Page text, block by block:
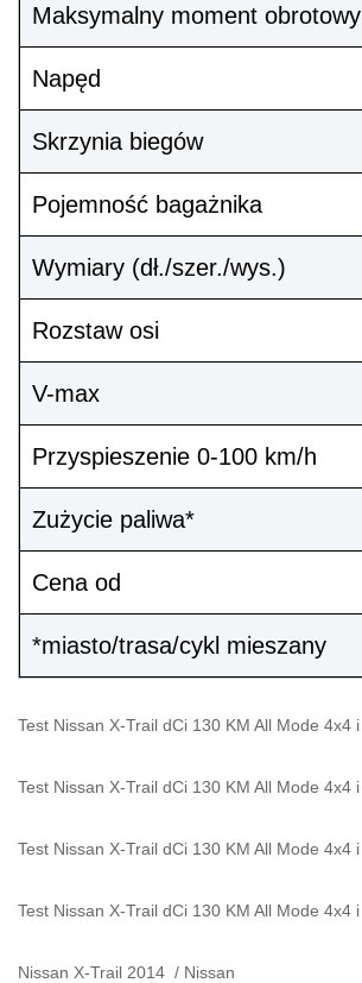
Maksymalny moment obrotowy
Napęd
Skrzynia biegów
Pojemność bagażnika
Wymiary (dł./szer./wys.)
Rozstaw osi
V-max
Przyspieszenie 0-100 km/h
Zużycie paliwa*
Cena od
*miasto/trasa/cykl mieszany
Test Nissan X-Trail dCi 130 KM All Mode 4x4 i
Test Nissan X-Trail dCi 130 KM All Mode 4x4 i
Test Nissan X-Trail dCi 130 KM All Mode 4x4 i
Test Nissan X-Trail dCi 130 KM All Mode 4x4 i
Nissan X-Trail 2014 / Nissan